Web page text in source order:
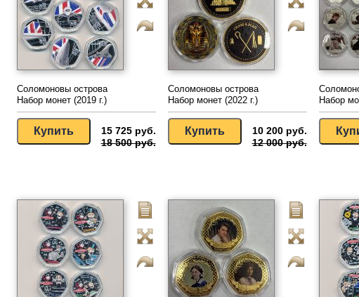
Соломоновы острова
Набор монет (2019 г.)
15 725 руб.
18 500 руб.
Соломоновы острова
Набор монет (2022 г.)
10 200 руб.
12 000 руб.
Набор